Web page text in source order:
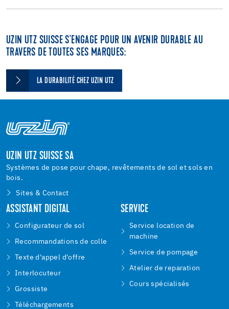
UZIN UTZ SUISSE S'ENGAGE POUR UN AVENIR DURABLE AU
TRAVERS DE TOUTES SES MARQUES:
LA DURABILITÉ CHEZ UZIN UTZ
UZIN UTZ SUISSE SA
Systèmes de pose pour chape, revêtements de sol et sols en
bois.
Sites & Contact
ASSISTANT DIGITAL
Configurateur de sol
Recommandations de colle
Texte d'appel d'offre
Interlocuteur
Grossiste
Téléchargements
SERVICE
Service location de
machine
Service de pompage
Atelier de reparation
Cours spécialisés